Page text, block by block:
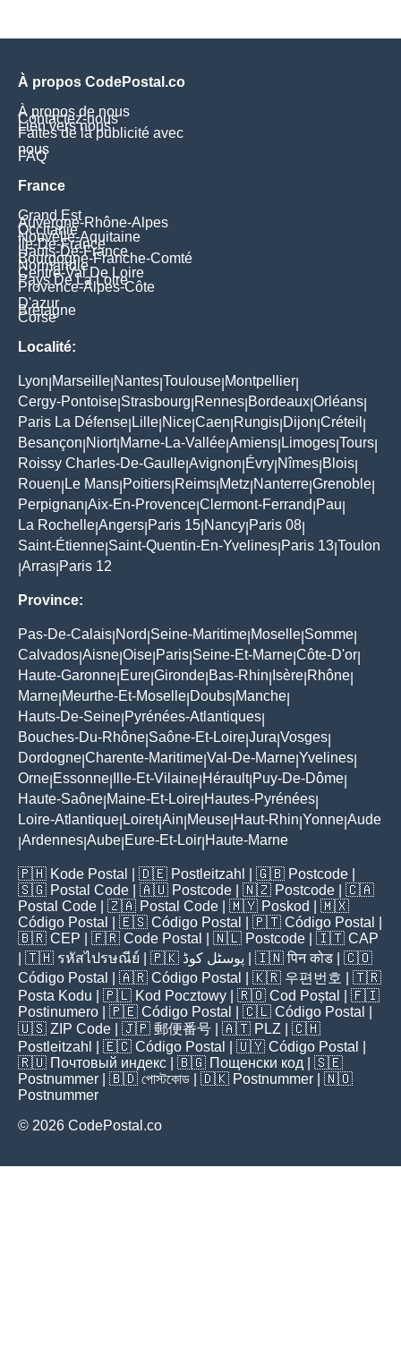
À propos CodePostal.co
À propos de nous
Contactez-nous
Lien vers nous
Faites de la publicité avec
nous
FAQ
France
Grand Est
Auvergne-Rhône-Alpes
Occitanie
Nouvelle-Aquitaine
Île-De-France
Hauts-De-France
Bourgogne-Franche-Comté
Normandie
Centre-Val De Loire
Pays De La Loire
Provence-Alpes-Côte
D'azur
Bretagne
Corse
Localité:
Lyon Marseille Nantes Toulouse Montpellier
Cergy-Pontoise Strasbourg Rennes Bordeaux Orléans
Paris La Défense Lille Nice Caen Rungis Dijon Créteil
Besançon Niort| Marne-La-Vallée Amiens Limoges Tours
Roissy Charles-De-Gaulle Avignon Évry Nîmes Blois
Rouen Le Mans Poitiers Reims Metz Nanterre Grenoble
Perpignan Aix-En-Provence Clermont-Ferrand Pau
La Rochelle Angers Paris 15 Nancy Paris 08
Saint-Étienne Saint-Quentin-En-Yvelines Paris 13 Toulon
Arras Paris 12
Province:
Pas-De-Calais Nord Seine-Maritime Moselle Somme
Calvados Aisne Oise Paris Seine-Et-Marne Côte-D'or
Haute-Garonne Eure Gironde Bas-Rhin Isère Rhône
Marne Meurthe-Et-Moselle Doubs Manche
Hauts-De-Seine Pyrénées-Atlantiques
Bouches-Du-Rhône Saône-Et-Loire Jura Vosges
Dordogne Charente-Maritime Val-De-Marne Yvelines
Orne Essonne Ille-Et-Vilaine Hérault| Puy-De-Dôme
Haute-Saône Maine-Et-Loire Hautes-Pyrénées
Loire-Atlantique Loiret|Ain Meuse Haut-Rhin Yonne Aude
Ardennes Aube Eure-Et-Loir Haute-Marne
🇵🇭 Kode Postal | 🇩🇪 Postleitzahl | 🇬🇧 Postcode
🇸🇬 Postal Code | 🇦🇺 Postcode | 🇳🇿 Postcode | 🇨🇦
Postal Code | 🇿🇦 Postal Code | 🇲🇾 Poskod
| 🇲🇽
Código Postal
| 🇪🇸 Código Postal | 🇵🇹 Código Postal
🇧🇷 CEP | 🇫🇷 Code Postal | 🇳🇱 Postcode | 🇮🇹 CAP
| 🇹🇭 รหัสไปรษณีย์ | 🇵🇰 پوسٹل کوڈ | 🇮🇳पिन कोड | 🇨🇴
Código Postal
| 🇦🇷 Código Postal | 🇰🇷 우편번호
| 🇹🇷
Posta Kodu | 🇵🇱 Kod Pocztowy | 🇷🇴 Cod Poștal
| 🇫🇮
Postinumero | 🇵🇪 Código Postal | 🇨🇱 Código Postal
🇺🇸 ZIP Code | 🇯🇵 郵便番号 | 🇦🇹 PLZ | 🇨🇭
Postleitzahl
| 🇪🇨 Código Postal | 🇺🇾 Código Postal
🇷🇺 Почтовый индекс | 🇧🇬 Пощенски код | 🇸🇪
Postnummer | 🇧🇩 পোস্টকোড | 🇩🇰 Postnummer | 🇳🇴
Postnummer
© 2026 CodePostal.co